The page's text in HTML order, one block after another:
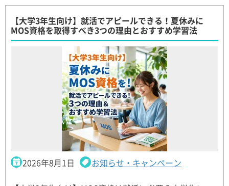
【大学3年生向け】就活でアピールできる！夏休みに
MOS資格を取得すべき3つの理由とおすすめ学習法
2026年8月1日 お知らせ・キャンペーン